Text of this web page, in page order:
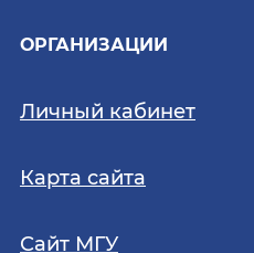
ОРГАНИЗАЦИИ
Личный кабинет
Карта сайта
Сайт МГУ